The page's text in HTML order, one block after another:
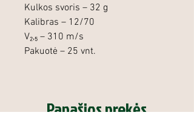
Kulkos svoris – 32 g
Kalibras – 12/70
V₂,₅ – 310 m/s
Pakuotė – 25 vnt.
Panašios prekės